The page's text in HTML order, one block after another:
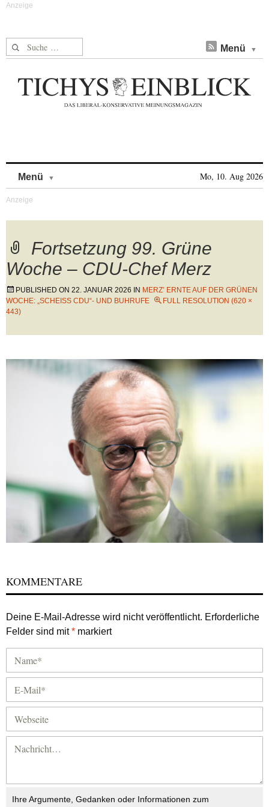
Suche nach: Menü
Menü Mo, 10. Aug 2026
Fortsetzung 99. Grüne
Woche – CDU-Chef Merz
PUBLISHED ON 22. JANUAR 2026 IN MERZ’ ERNTE AUF DER GRÜNEN
WOCHE: „SCHEISS CDU“- UND BUHRUFE
FULL RESOLUTION (620 ×
443)
KOMMENTARE
Deine E-Mail-Adresse wird nicht veröffentlicht. Erforderliche
Felder sind mit* markiert
Ihre Argumente, Gedanken oder Informationen zum